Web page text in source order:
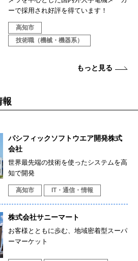
ーで採用され好評を得ています！
高知市
技術職（機械・機器系）
もっと見る
報
パシフィックソフトウエア開発株式
会社
世界最先端の技術を使ったシステムを高
知で開発
高知市 IT・通信・情報
株式会社サニーマート
お客様とともに歩む、地域密着型スーパ
ーマーケット